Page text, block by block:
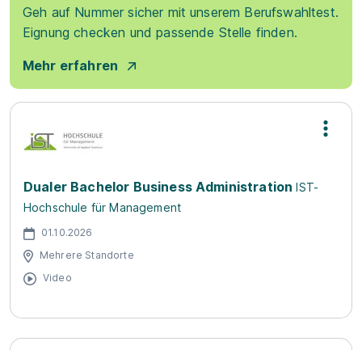
Geh auf Nummer sicher mit unserem Berufswahltest.
Eignung checken und passende Stelle finden.
Mehr erfahren
Dualer Bachelor Business Administration IST-
Hochschule für Management
01.10.2026
Mehrere Standorte
Video